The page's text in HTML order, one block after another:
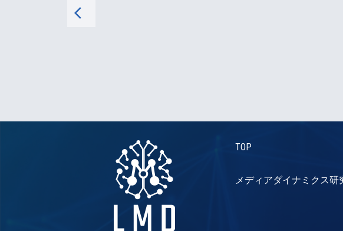
arrow_back_ios
TOP
メディアダイナミクス研